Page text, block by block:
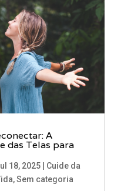
A
das Telas para
18, 2025| Cuide da
,Sem categoria